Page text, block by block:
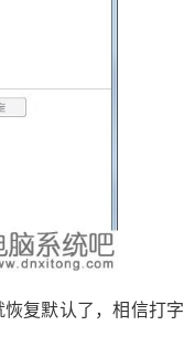
复默认了，相信打字